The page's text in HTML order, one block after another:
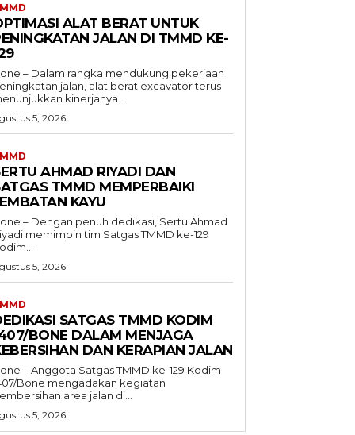
ALAT BERAT UNTUK
JALAN DI TMMD KE-
– Dalam rangka mendukung pekerjaan
jalan, alat berat excavator terus
kinerjanya...
5, 2026
AHMAD RIYADI DAN
TMMD MEMPERBAIKI
KAYU
– Dengan penuh dedikasi, Sertu Ahmad
memimpin tim Satgas TMMD ke-129
5, 2026
SATGAS TMMD KODIM
BONE DALAM MENJAGA
DAN KERAPIAN JALAN
– Anggota Satgas TMMD ke-129 Kodim
Bone mengadakan kegiatan
area jalan di...
5, 2026